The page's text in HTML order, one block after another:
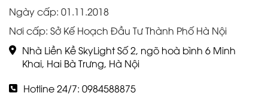
Ngày cấp: 01.11.2018
Nơi cấp: Sở Kế Hoạch Đầu Tư Thành Phố Hà Nội
Nhà Liền Kề SkyLight Số 2, ngõ hoà bình 6 Minh
Khai, Hai Bà Trưng, Hà Nội
Hotline 24/7: 0984588875